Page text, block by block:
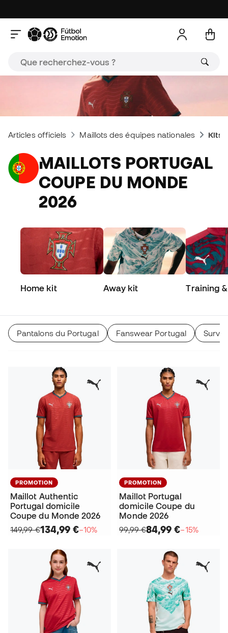
Articles officiels Maillots des équipes nationales Kits
MAILLOTS PORTUGAL
COUPE DU MONDE
2026
Home kit Away kit
Training
Pantalons du Portugal Fanswear Portugal
PROMOTION
Maillot Authentic
Portugal domicile
Coupe du Monde 2026
149,99 €134,99 €−10%
PROMOTION
Maillot Portugal
domicile Coupe du
Monde 2026
99,99 €84,99 €−15%